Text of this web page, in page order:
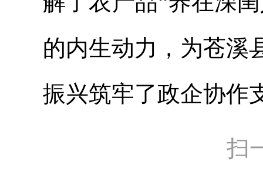
的内生动力，为苍溪
振兴筑牢了政企协作
扫